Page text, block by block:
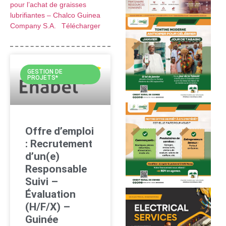
pour l’achat de graisses
lubrifiantes – Chalco Guinea
Company S.A.
Télécharger
GESTION DE
PROJETS*
Offre d’emploi
: Recrutement
d’un(e)
Responsable
Suivi –
Évaluation
(H/F/X) –
Guinée